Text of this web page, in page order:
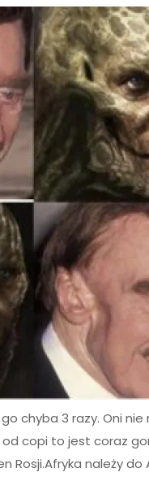
chyba 3 razy. Oni
copi to jest coraz
należy